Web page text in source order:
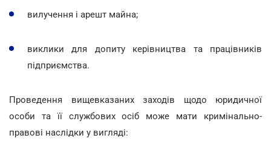
вилучення і арешт майна;
виклики для допиту керівництва та працівників
підприємства.
Проведення вищевказаних заходів щодо юридичної
особи та її службових осіб може мати кримінально-
правові наслідки у вигляді: